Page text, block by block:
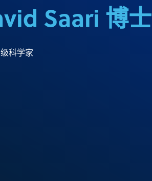
Saari 博士
科学家